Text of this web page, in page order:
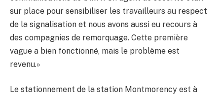
sur place pour sensibiliser les travailleurs au respect
de la signalisation et nous avons aussi eu recours à
des compagnies de remorquage. Cette première
vague a bien fonctionné, mais le problème est
revenu.»
Le stationnement de la station Montmorency est à